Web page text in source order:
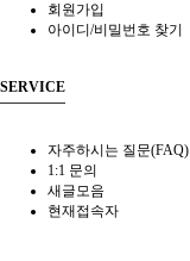
회원가입
아이디/비밀번호 찾기
SERVICE
자주하시는 질문(FAQ)
1:1 문의
새글모음
현재접속자